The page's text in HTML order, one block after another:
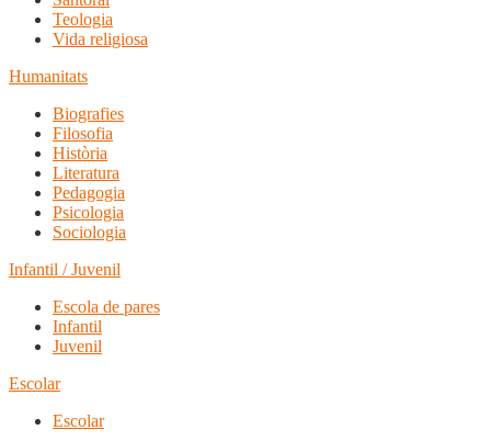
Teologia
Vida religiosa
Humanitats
Biografies
Filosofia
Història
Literatura
Pedagogia
Psicologia
Sociologia
Infantil / Juvenil
Escola de pares
Infantil
Juvenil
Escolar
Escolar